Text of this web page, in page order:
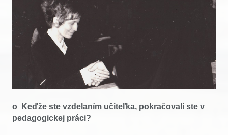
o Keďže ste vzdelaním učiteľka, pokračovali ste v
pedagogickej práci?